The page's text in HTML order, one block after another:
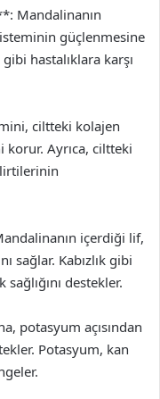
Mandalinanın
güçlenmesine
hastalıklara karşı
ciltteki kolajen
Ayrıca, ciltteki
içerdiği lif,
sağlar. Kabızlık gibi
destekler.
potasyum açısından
Potasyum, kan